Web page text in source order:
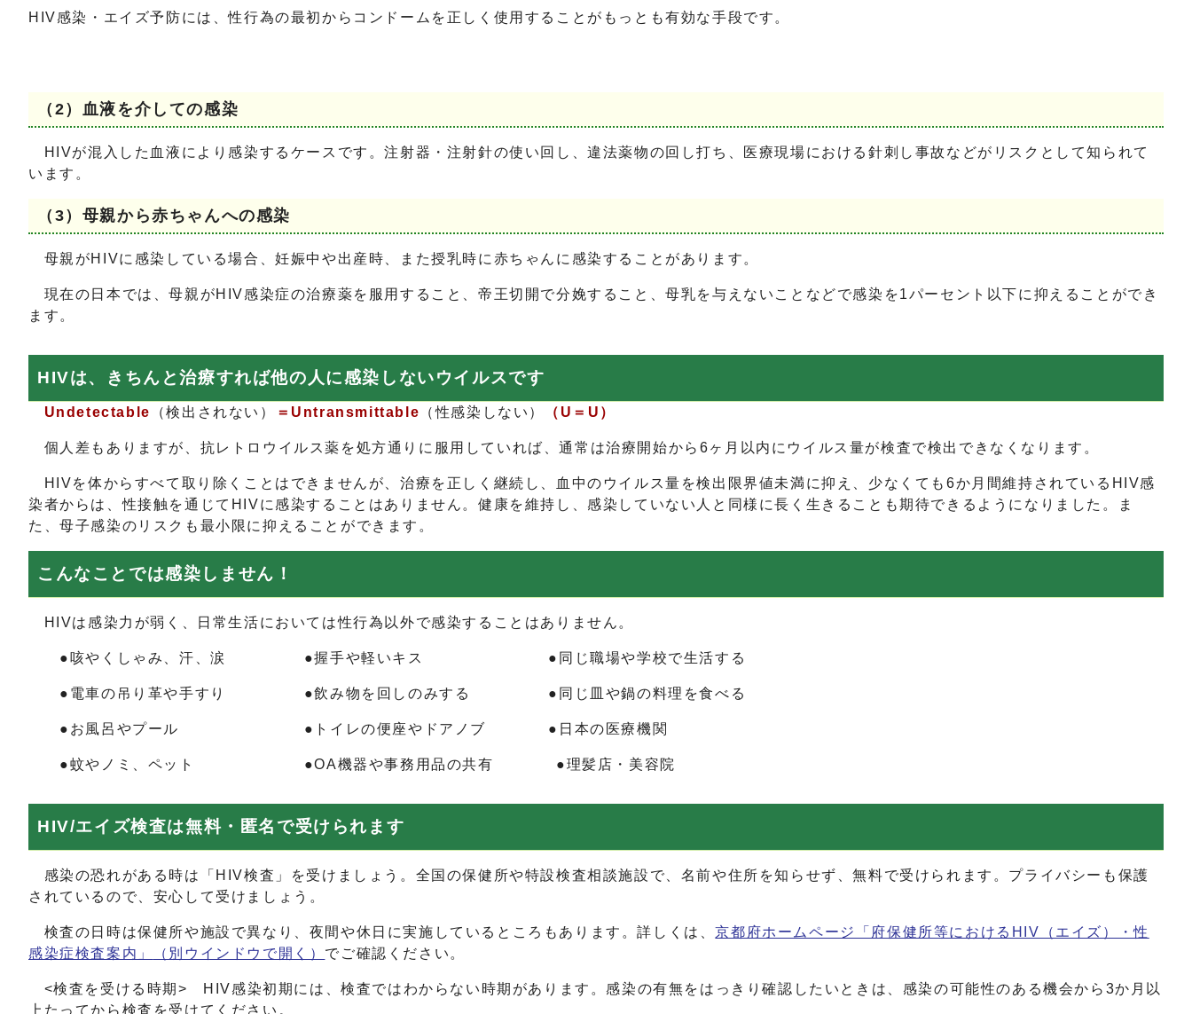
HIV感染・エイズ予防には、性行為の最初からコンドームを正しく使用することがもっとも有効な手段です。
（2）血液を介しての感染
HIVが混入した血液により感染するケースです。注射器・注射針の使い回し、違法薬物の回し打ち、医療現場における針刺し事故などがリスクとして知られて
います。
（3）母親から赤ちゃんへの感染
母親がHIVに感染している場合、妊娠中や出産時、また授乳時に赤ちゃんに感染することがあります。
現在の日本では、母親がHIV感染症の治療薬を服用すること、帝王切開で分娩すること、母乳を与えないことなどで感染を1パーセント以下に抑えることができ
ます。
HIVは、きちんと治療すれば他の人に感染しないウイルスです
Undetectable （検出されない） ＝Untransmittable （性感染しない） （U＝U）
個人差もありますが、抗レトロウイルス薬を処方通りに服用していれば、通常は治療開始から6ヶ月以内にウイルス量が検査で検出できなくなります。
HIVを体からすべて取り除くことはできませんが、治療を正しく継続し、血中のウイルス量を検出限界値未満に抑え、少なくても6か月間維持されているHIV感
染者からは、性接触を通じてHIVに感染することはありません。健康を維持し、感染していない人と同様に長く生きることも期待できるようになりました。ま
た、母子感染のリスクも最小限に抑えることができます。
こんなことでは感染しません！
HIVは感染力が弱く、日常生活においては性行為以外で感染することはありません。
●咳やくしゃみ、汗、涙 ●握手や軽いキス ●同じ職場や学校で生活する
●電車の吊り革や手すり ●飲み物を回しのみする ●同じ皿や鍋の料理を食べる
●お風呂やプール ●トイレの便座やドアノブ ●日本の医療機関
●蚊やノミ、ペット ●OA機器や事務用品の共有 ●理髪店・美容院
HIV/エイズ検査は無料・匿名で受けられます
感染の恐れがある時は「HIV検査」を受けましょう。全国の保健所や特設検査相談施設で、名前や住所を知らせず、無料で受けられます。プライバシーも保護
されているので、安心して受けましょう。
検査の日時は保健所や施設で異なり、夜間や休日に実施しているところもあります。詳しくは、京都府ホームページ「府保健所等におけるHIV（エイズ）・性
感染症検査案内」
（別ウインドウで開く） でご確認ください。
<検査を受ける時期> HIV感染初期には、検査ではわからない時期があります。感染の有無をはっきり確認したいときは、感染の可能性のある機会から3か月以
上たってから検査を受けてください。